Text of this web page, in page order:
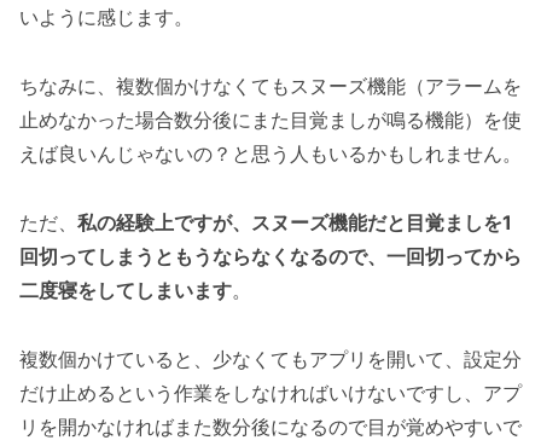
いように感じます。
ちなみに、複数個かけなくてもスヌーズ機能（アラームを
止めなかった場合数分後にまた目覚ましが鳴る機能）を使
えば良いんじゃないの？と思う人もいるかもしれません。
ただ、 私の経験上ですが、スヌーズ機能だと目覚ましを1
回切ってしまうともうならなくなるので、一回切ってから
二度寝をしてしまいます。
複数個かけていると、少なくてもアプリを開いて、設定分
だけ止めるという作業をしなければいけないですし、アプ
リを開かなければまた数分後になるので目が覚めやすいで